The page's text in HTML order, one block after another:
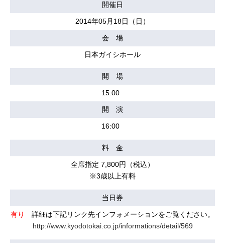
開催日
2014年05月18日（日）
会 場
日本ガイシホール
開 場
15:00
開 演
16:00
料 金
全席指定 7,800円（税込）
※3歳以上有料
当日券
有り
詳細は下記リンク先インフォメーションをご覧ください。
http://www.kyodotokai.co.jp/informations/detail/569